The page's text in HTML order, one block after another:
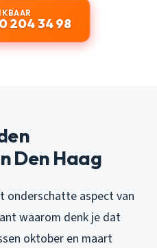
204 34 98
Den Haag
onderschatte aspect van
waarom denk je dat
oktober en maart